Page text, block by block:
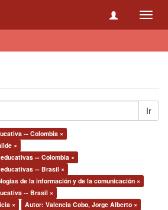
Ir
-- Colombia ×
×
-- Colombia ×
-- Brasil ×
de la información y de la comunicación ×
-- Brasil ×
×
Autor: Valencia Cobo, Jorge Alberto ×